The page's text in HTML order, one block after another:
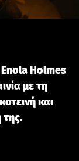
trailer
Holmes
με τη
και
της.